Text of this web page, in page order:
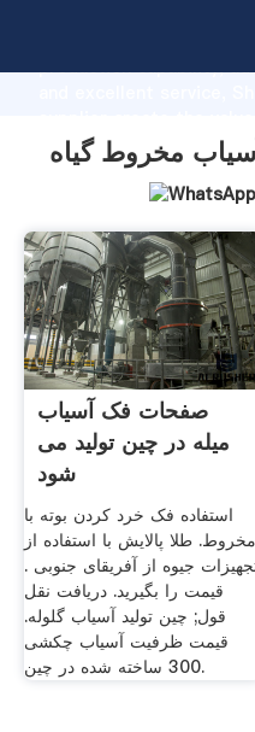
production capability,
customers.
صفحات فک آسیاب
میله در چین تولید می
شود
استفاده فک خرد کردن بوته با
مخروط. طلا پالایش با استفاده از
جیوه از آفریقای جنوبی .
قیمت را بگیرید. دریافت نقل
قول; چین تولید آسیاب گلوله.
قیمت ظرفیت آسیاب چکشی
300 ساخته شده در چین.